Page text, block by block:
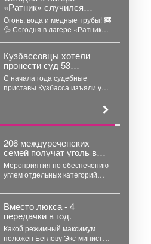
«Ратник» случился
настоящий водный
фурор!
Огонь, вода и медные трубы! 🚒
💦 Сегодня в лагере «Ратник»
Кузбассовцы хотели
пронести суд 53
огнестрельных оружия
С начала года судебные
приставы Кузбасса изъяли у
полторы тысячи запрещённых
206 междуреченских
семей получат уголь в
рамках областной
благотворительной
акции.
Мероприятия по обеспечению
углем отдельных категорий
домах с печным отоплением,
проводятся ежегодно...
Вместо люкса - 4
передачки в год.
Какой режимный максимум
положен Беглову Экс-министр